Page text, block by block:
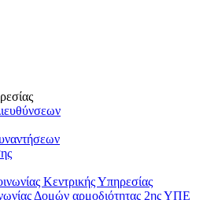
Κεντρικής Υπηρεσίας
Δομών αρμοδιότητας 2ης ΥΠΕ